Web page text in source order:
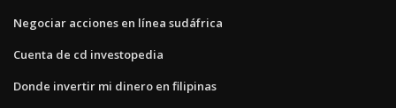
Negociar acciones en línea sudáfrica
Cuenta de cd investopedia
Donde invertir mi dinero en filipinas